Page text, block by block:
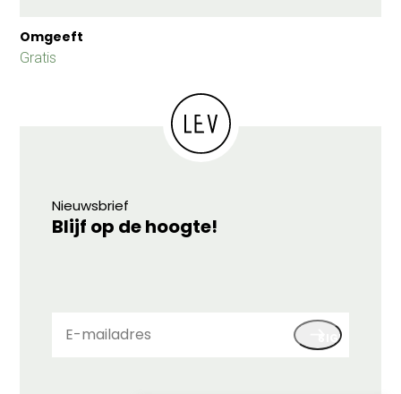
Omgeeft
Gratis
Nieuwsbrief
Blijf op de hoogte!
SIGN UP